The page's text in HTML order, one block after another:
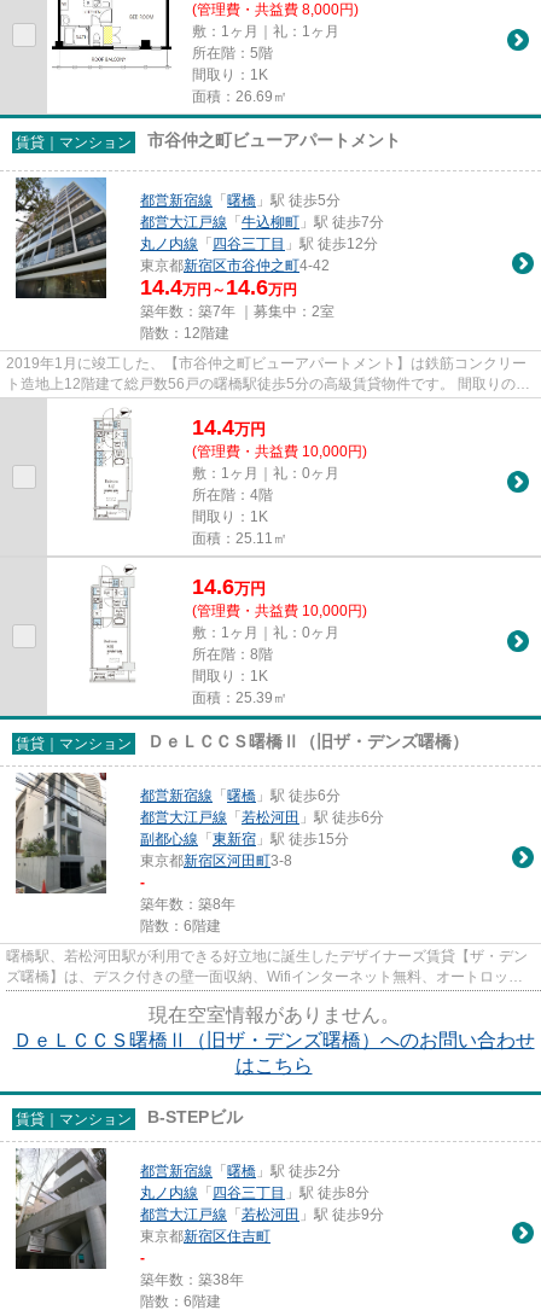
(管理費・共益費 8,000円)
敷：1ヶ月｜礼：1ヶ月
所在階：5階
間取り：1K
面積：26.69㎡
賃貸｜マンション 市谷仲之町ビューアパートメント
都営新宿線 「 曙橋 」駅 徒歩5分
都営大江戸線 「 牛込柳町 」駅 徒歩7分
丸ノ内線 「 四谷三丁目 」駅 徒歩12分
東京都新宿区市谷仲之町4-42
14.4万円～ 14.6万円
築年数：築7年 ｜募集中： 2室
階数：12階建
2019年1月に竣工した、【市谷仲之町ビューアパートメント】は鉄筋コンクリー
ト造地上12階建て総戸数56戸の曙橋駅徒歩5分の高級賃貸物件です。 間取りのプ
ランは１Ｋ主体（一部１ＬＤＫ...
14.4万円
(管理費・共益費 10,000円)
敷：1ヶ月｜礼：0ヶ月
所在階：4階
間取り：1K
面積：25.11㎡
14.6万円
(管理費・共益費 10,000円)
敷：1ヶ月｜礼：0ヶ月
所在階：8階
間取り：1K
面積：25.39㎡
賃貸｜マンション ＤｅＬＣＣＳ曙橋Ⅱ（旧ザ・デンズ曙橋）
都営新宿線 「 曙橋 」駅 徒歩6分
都営大江戸線 「 若松河田 」駅 徒歩6分
副都心線 「 東新宿 」駅 徒歩15分
東京都新宿区河田町3-8
-
築年数：築8年
階数：6階建
曙橋駅、若松河田駅が利用できる好立地に誕生したデザイナーズ賃貸【ザ・デン
ズ曙橋】は、デスク付きの壁一面収納、Wifiインターネット無料、オートロッ
現在空室情報がありません。
ＤｅＬＣＣＳ曙橋Ⅱ（旧ザ・デンズ曙橋）へのお問い合わせ
はこちら
賃貸｜マンション B-STEPビル
都営新宿線 「 曙橋 」駅 徒歩2分
丸ノ内線 「 四谷三丁目 」駅 徒歩8分
都営大江戸線 「 若松河田 」駅 徒歩9分
東京都新宿区住吉町
-
築年数：築38年
階数：6階建